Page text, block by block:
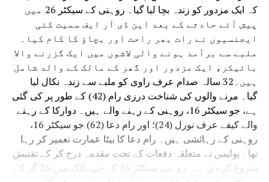
کہ ایک مزدور کو زندہ بچا لیا گیا۔ روہنی کے سیکٹر 26 میں
پیش آئے حادثے کے بعد این ڈی آر ایف سمیت کئی
ایجنسیوں نے رات بھر راحت اور بچاؤ کا کام کیا۔
ملبے سے برآمد ہونے والی لاشوں میں ایک گزرنے والا
بائیکر، ایک مزدور اور گھر کے مالک کے والد شامل
ہیں۔32 سالہ صدام عرف راوی کو ملبے سے زندہ نکال لیا
گیا۔ مرنے والوں کی شناخت درزی رام (42) کے طور پر کی گئی
ہے، جو سیکٹر 16، روہنی کے رہنے والے ہیں۔ دوارکا کے رہنے
والے کیفے عرف نورل (24)؛ اور رام دعا (62) جو سیکٹر 16،
روہنی کے رہائشی ہیں۔ رام دعا کا بیٹا عمارت تعمیر کر رہا
تھا۔ پولیس نے متعلقہ دفعات کے تحت مقدمہ درج کر کے تفتیش
شروع کر دی ہے۔روہنی سیکٹر 16 کے جی بلاک میں 26 گز کے